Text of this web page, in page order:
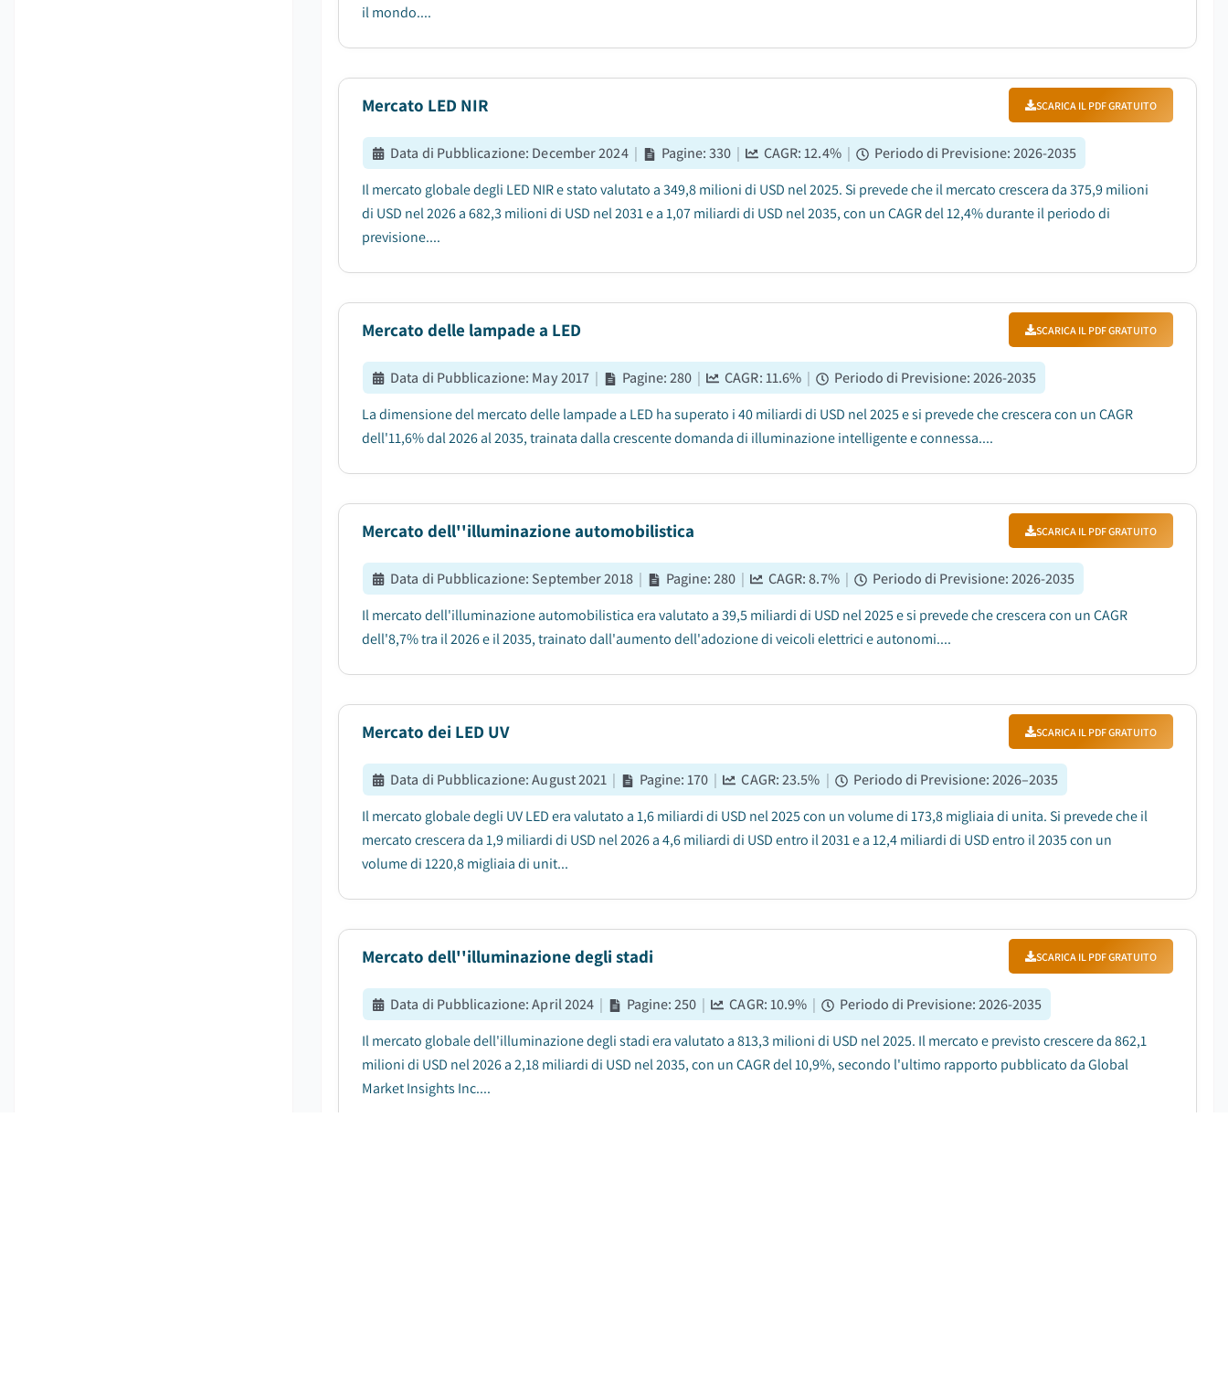
il mondo....
Mercato LED NIR SCARICA IL PDF GRATUITO
Data di Pubblicazione: December 2024 | Pagine:330 | CAGR:12.4% | Periodo di Previsione:2026-2035
Il mercato globale degli LED NIR e stato valutato a 349,8 milioni di USD nel 2025. Si prevede che il mercato crescera da 375,9 milioni
di USD nel 2026 a 682,3 milioni di USD nel 2031 e a 1,07 miliardi di USD nel 2035, con un CAGR del 12,4% durante il periodo di
previsione....
Mercato delle lampade a LED SCARICA IL PDF GRATUITO
Data di Pubblicazione: May 2017 | Pagine:280 | CAGR:11.6% | Periodo di Previsione:2026-2035
La dimensione del mercato delle lampade a LED ha superato i 40 miliardi di USD nel 2025 e si prevede che crescera con un CAGR
dell'11,6% dal 2026 al 2035, trainata dalla crescente domanda di illuminazione intelligente e connessa....
Mercato dell''illuminazione automobilistica SCARICA IL PDF GRATUITO
Data di Pubblicazione: September 2018 | Pagine:280 | CAGR:8.7% | Periodo di Previsione:2026-2035
Il mercato dell'illuminazione automobilistica era valutato a 39,5 miliardi di USD nel 2025 e si prevede che crescera con un CAGR
dell'8,7% tra il 2026 e il 2035, trainato dall'aumento dell'adozione di veicoli elettrici e autonomi....
Mercato dei LED UV SCARICA IL PDF GRATUITO
Data di Pubblicazione:August 2021 | Pagine:170 | CAGR:23.5% | Periodo di Previsione:2026–2035
Il mercato globale degli UV LED era valutato a 1,6 miliardi di USD nel 2025 con un volume di 173,8 migliaia di unita. Si prevede che il
mercato crescera da 1,9 miliardi di USD nel 2026 a 4,6 miliardi di USD entro il 2031 e a 12,4 miliardi di USD entro il 2035 con un
volume di 1220,8 migliaia di unit...
Mercato dell''illuminazione degli stadi SCARICA IL PDF GRATUITO
Data di Pubblicazione:April 2024 | Pagine:250 | CAGR:10.9% | Periodo di Previsione:2026-2035
Il mercato globale dell'illuminazione degli stadi era valutato a 813,3 milioni di USD nel 2025. Il mercato e previsto crescere da 862,1
milioni di USD nel 2026 a 2,18 miliardi di USD nel 2035, con un CAGR del 10,9%, secondo l'ultimo rapporto pubblicato da Global
Market Insights Inc....